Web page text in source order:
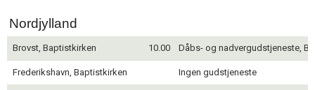
Nordjylland
Brovst, Baptistkirken 10.00 Dåbs- og nadvergudstjeneste,
Frederikshavn, Baptistkirken Ingen gudstjeneste